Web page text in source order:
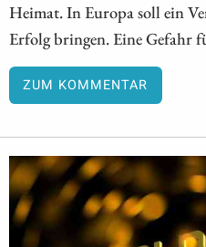
Heimat. In Europa soll ein
Erfolg bringen. Eine Gefahr
ZUM KOMMENTAR